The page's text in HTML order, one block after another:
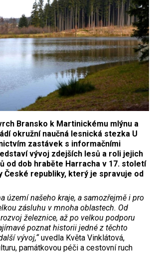
Bransko k Martinickému mlýnu a
okružní naučná lesnická stezka U
zastávek s informačními
vývoj zdejších lesů a roli jejich
od dob hraběte Harracha v 17. století
České republiky, který je spravuje od
území našeho kraje, a samozřejmě i pro
zásluhu v mnoha oblastech. Od
železnice, až po velkou podporu
poznat historii jedné z těchto
vývoj,“uvedla Květa Vinklátová,
památkovou péči a cestovní ruch